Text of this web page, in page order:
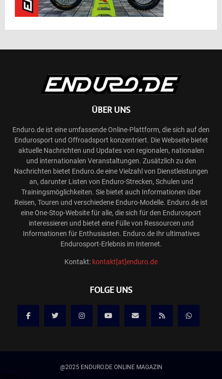
ÜBER UNS
Enduro.de ist eine umfassende Online-Plattform, die sich auf den
Endurosport und Offroadsport konzentriert. Die Webseite bietet
aktuelle Nachrichten und Updates von regionalen, nationalen
und internationalen Veranstaltungen. Zusätzlich zu den
Nachrichten bietet Enduro.de eine Vielzahl von Dienstleistungen
an, darunter Listen von Enduro-Strecken, Schulen und
Trainingsmöglichkeiten. Sie bietet auch Informationen über
Reisen, Touren und verschiedene Enduro-Modelle. Enduro.de ist
eine One-Stop-Website für alle, die sich für den Endurosport
interessieren und bietet eine Fülle von Ressourcen und
Informationen für Enthusiasten. Enduro.de Ihr ultimatives
Endurosport-Erlebnis im Internet.
Kontakt: kontakt[at]enduro.de
FOLGE UNS
@2025 ENDURO.DE ONLINE MAGAZIN